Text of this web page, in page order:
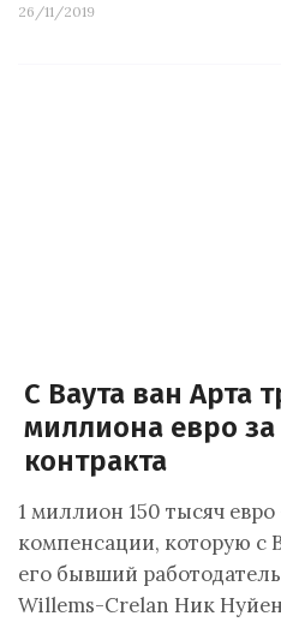
26/11/2019
С Ваута ван Арта
миллиона евро
контракта
1 миллион 150 тысяч
компенсации, которую с
его бывший
Willems-Crelan Ник